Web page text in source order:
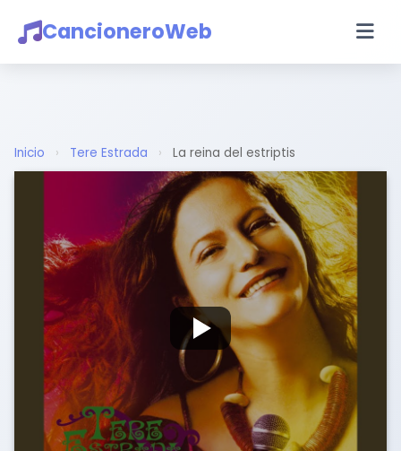
CancioneroWeb
Inicio › Tere Estrada › La reina del estriptis